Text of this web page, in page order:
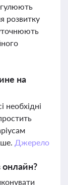
розвитку
на
необхідні
Джерело
онлайн?